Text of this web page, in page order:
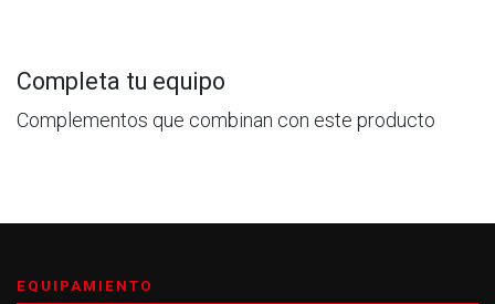
Completa tu equipo
Complementos que combinan con este producto
EQUIPAMIENTO